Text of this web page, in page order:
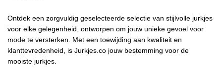
Ontdek een zorgvuldig geselecteerde selectie van stijlvolle jurkjes
voor elke gelegenheid, ontworpen om jouw unieke gevoel voor
mode te versterken. Met een toewijding aan kwaliteit en
klanttevredenheid, is Jurkjes.co jouw bestemming voor de
mooiste jurkjes.